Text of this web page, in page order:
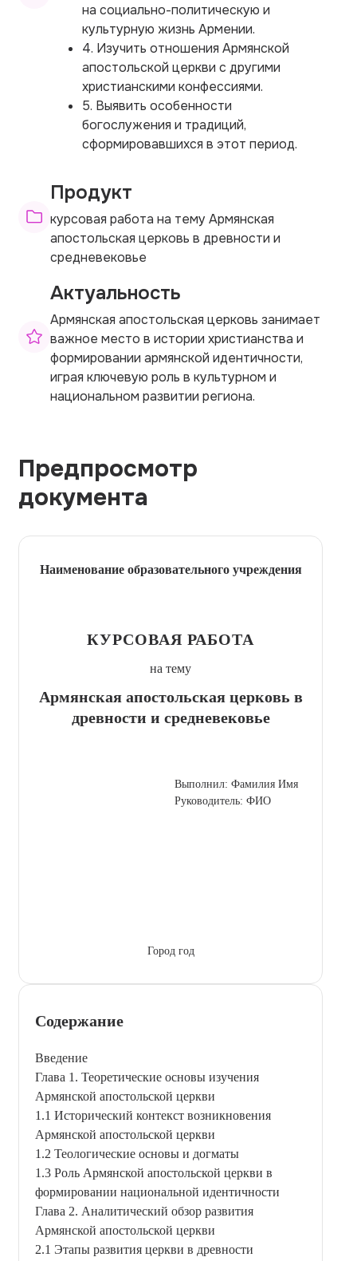
на социально-политическую и
культурную жизнь Армении.
4. Изучить отношения Армянской
апостольской церкви с другими
христианскими конфессиями.
5. Выявить особенности
богослужения и традиций,
сформировавшихся в этот период.
Продукт
курсовая работа на тему Армянская
апостольская церковь в древности и
средневековье
Актуальность
Армянская апостольская церковь занимает
важное место в истории христианства и
формировании армянской идентичности,
играя ключевую роль в культурном и
национальном развитии региона.
Предпросмотр
документа
Наименование образовательного учреждения
КУРСОВАЯ РАБОТА
на тему
Армянская апостольская церковь в
древности и средневековье
Выполнил: Фамилия Имя
Руководитель: ФИО
Город год
Содержание
Введение
Глава 1. Теоретические основы изучения
Армянской апостольской церкви
1.1 Исторический контекст возникновения
Армянской апостольской церкви
1.2 Теологические основы и догматы
1.3 Роль Армянской апостольской церкви в
формировании национальной идентичности
Глава 2. Аналитический обзор развития
Армянской апостольской церкви
2.1 Этапы развития церкви в древности